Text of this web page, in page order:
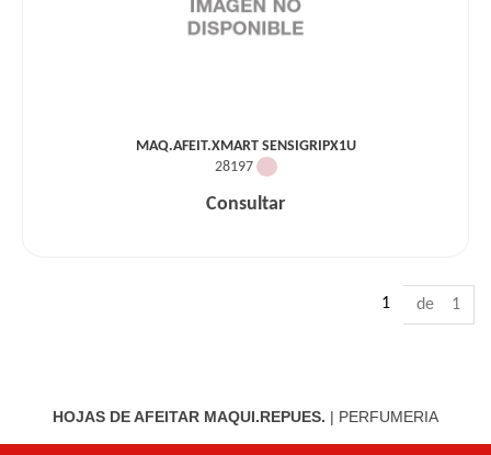
MAQ.AFEIT.XMART SENSIGRIPX1U
28197
Consultar
1 de 1
HOJAS DE AFEITAR MAQUI.REPUES. | PERFUMERIA